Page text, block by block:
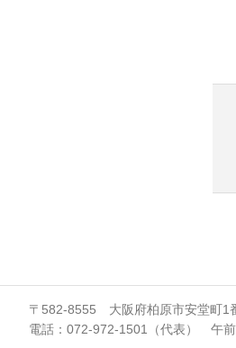
〒582-8555 大阪府柏原市安堂町1
電話：072-972-1501（代表） 午